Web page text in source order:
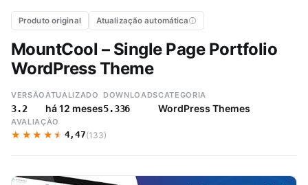
Produto original Atualização automática
MountCool – Single Page Portfolio
WordPress Theme
VERSÃO
3.2
ATUALIZADO
há 12 meses
DOWNLOADS
5.336
CATEGORIA
WordPress Themes
AVALIAÇÃO
★★★★★
★★★★★ 4,47(133)